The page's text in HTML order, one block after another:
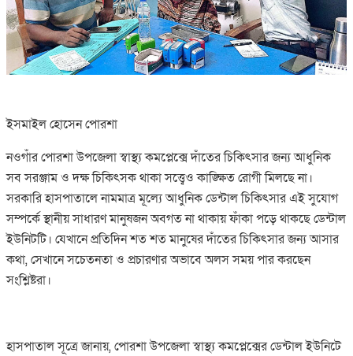
ইসমাইল হোসেন পোরশা
নওগাঁর পোরশা উপজেলা স্বাস্থ্য কমপ্লেক্সে দাঁতের চিকিৎসার জন্য আধুনিক
সব সরঞ্জাম ও দক্ষ চিকিৎসক থাকা সত্ত্বেও কাঙ্ক্ষিত রোগী মিলছে না।
সরকারি হাসপাতালে নামমাত্র মূল্যে আধুনিক ডেন্টাল চিকিৎসার এই সুযোগ
সম্পর্কে স্থানীয় সাধারণ মানুষজন অবগত না থাকায় ফাঁকা পড়ে থাকছে ডেন্টাল
ইউনিটটি। যেখানে প্রতিদিন শত শত মানুষের দাঁতের চিকিৎসার জন্য আসার
কথা, সেখানে সচেতনতা ও প্রচারণার অভাবে অলস সময় পার করছেন
সংশ্লিষ্টরা।
হাসপাতাল সূত্রে জানায়, পোরশা উপজেলা স্বাস্থ্য কমপ্লেক্সের ডেন্টাল ইউনিটে